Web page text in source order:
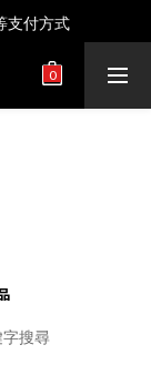
支付方式
搜尋